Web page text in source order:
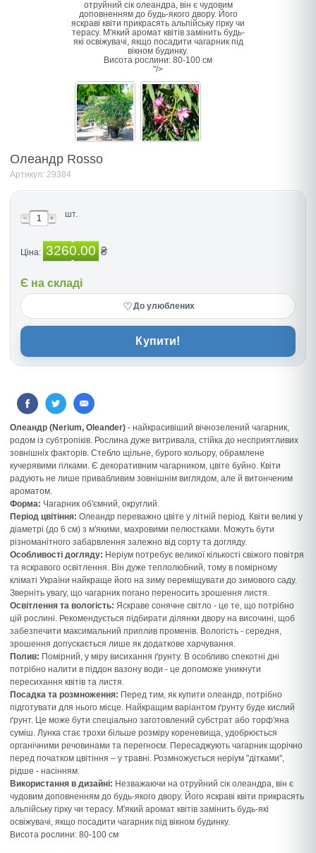
отруйний сік олеандра, він є чудовим
доповненням до будь-якого двору. Його
яскраві квіти прикрасять альпійську гірку чи
терасу. М'який аромат квітів замінить будь-
які освіжувачі, якщо посадити чагарник під
вікном будинку.
Висота рослини: 80-100 см
"/>
Олеандр Rosso
Артикул: 29384
шт.
Ціна: 3260.00 ₴
Є на складі
♡До улюблених
Купити!
Олеандр (Nerium, Oleander) - найкрасивіший вічнозелений чагарник,
родом із субтропіків. Рослина дуже витривала, стійка до несприятливих
зовнішніх факторів. Стебло щільне, бурого кольору, обрамлене
кучерявими гілками. Є декоративним чагарником, цвіте буйно. Квіти
радують не лише привабливим зовнішнім виглядом, але й витонченим
ароматом.
Форма: Чагарник об'ємний, округлий.
Період цвітіння: Олеандр переважно цвіте у літній період. Квіти великі у
діаметрі (до 6 см) з м'якими, махровими пелюстками. Можуть бути
різноманітного забарвлення залежно від сорту та догляду.
Особливості догляду: Неріум потребує великої кількості свіжого повітря
та яскравого освітлення. Він дуже теплолюбний, тому в помірному
кліматі України найкраще його на зиму переміщувати до зимового саду.
Зверніть увагу, що чагарник погано переносить зрошення листя.
Освітлення та вологість: Яскраве сонячне світло - це те, що потрібно
цій рослині. Рекомендується підбирати ділянки двору на височині, щоб
забезпечити максимальний приплив променів. Вологість - середня,
зрошення допускається лише як додаткове харчування.
Полив: Помірний, у міру висихання ґрунту. В особливо спекотні дні
потрібно налити в піддон вазону води - це допоможе уникнути
пересихання квітів та листя.
Посадка та розмноження: Перед тим, як купити олеандр, потрібно
підготувати для нього місце. Найкращим варіантом ґрунту буде кислий
ґрунт. Це може бути спеціально заготовлений субстрат або торф'яна
суміш. Лунка стає трохи більше розміру кореневища, удобрюється
органічними речовинами та перегноєм. Пересаджують чагарник щорічно
перед початком цвітіння – у травні. Розмножується неріум "дітками",
рідше - насінням.
Використання в дизайні: Незважаючи на отруйний сік олеандра, він є
чудовим доповненням до будь-якого двору. Його яскраві квіти прикрасять
альпійську гірку чи терасу. М'який аромат квітів замінить будь-які
освіжувачі, якщо посадити чагарник під вікном будинку.
Висота рослини: 80-100 см